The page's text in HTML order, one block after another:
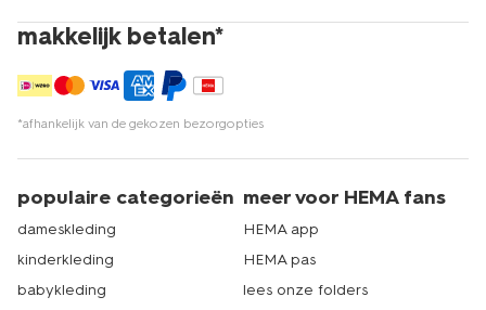
makkelijk betalen*
*afhankelijk van de gekozen bezorgopties
populaire categorieën
dameskleding
kinderkleding
babykleding
meer voor HEMA fans
HEMA app
HEMA pas
lees onze folders